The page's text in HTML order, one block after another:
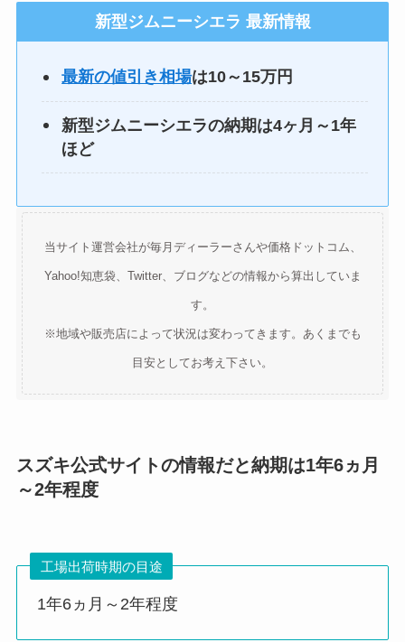
新型ジムニーシエラ 最新情報
最新の値引き相場は10～15万円
新型ジムニーシエラの納期は4ヶ月～1年
ほど
当サイト運営会社が毎月ディーラーさんや価格ドットコム、
Yahoo!知恵袋、Twitter、ブログなどの情報から算出していま
す。
※地域や販売店によって状況は変わってきます。あくまでも
目安としてお考え下さい。
スズキ公式サイトの情報だと納期は1年6ヵ月
～2年程度
工場出荷時期の目途
1年6ヵ月～2年程度